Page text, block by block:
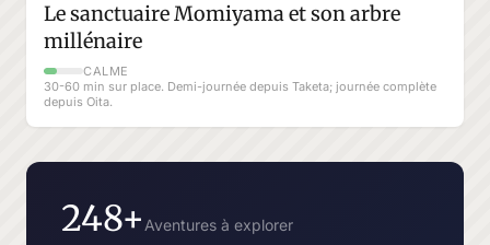
Le sanctuaire Momiyama et son arbre
millénaire
CALME
30-60 min sur place. Demi-journée depuis Taketa; journée complète
depuis Oita.
248+ Aventures à explorer